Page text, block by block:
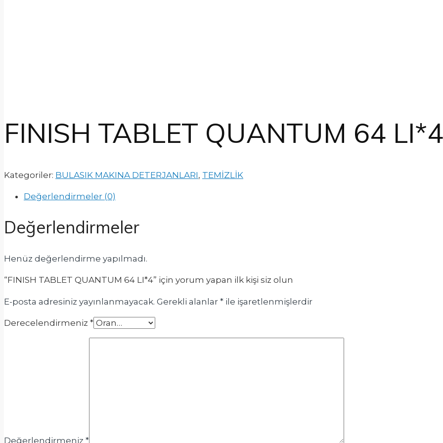
FINISH TABLET QUANTUM 64 LI*4
Kategoriler: BULASIK MAKINA DETERJANLARI, TEMİZLİK
Değerlendirmeler (0)
Değerlendirmeler
Henüz değerlendirme yapılmadı.
“FINISH TABLET QUANTUM 64 LI*4” için yorum yapan ilk kişi siz olun
E-posta adresiniz yayınlanmayacak. Gerekli alanlar * ile işaretlenmişlerdir
Derecelendirmeniz *
Değerlendirmeniz *